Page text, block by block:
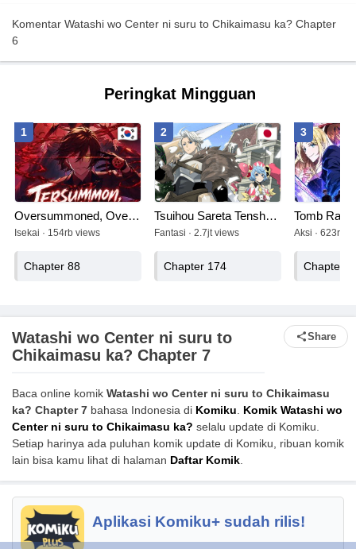
Komentar Watashi wo Center ni suru to Chikaimasu ka? Chapter
6
Peringkat Mingguan
1
Oversummoned, Overpowered, and Over It!
Isekai · 154rb views
Chapter 88
2
Tsuihou Sareta Tenshou Juu Kishi wa Game Chishiki de Musou Suru
Fantasi · 2.7jt views
Chapter 174
3
Tomb
Aksi · 623rb
Chapter
Watashi wo Center ni suru to
Chikaimasu ka? Chapter 7
Share
Baca online komik Watashi wo Center ni suru to Chikaimasu
ka? Chapter 7 bahasa Indonesia di Komiku
Komik Watashi wo
Center ni suru to Chikaimasu ka? selalu update di Komiku.
Setiap harinya ada puluhan komik update di Komiku, ribuan komik
lain bisa kamu lihat di halaman Daftar Komik
Aplikasi Komiku+ sudah rilis!